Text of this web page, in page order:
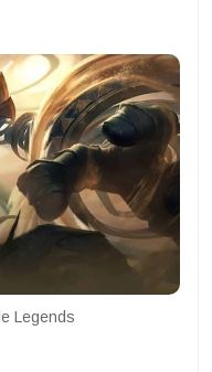
Legends